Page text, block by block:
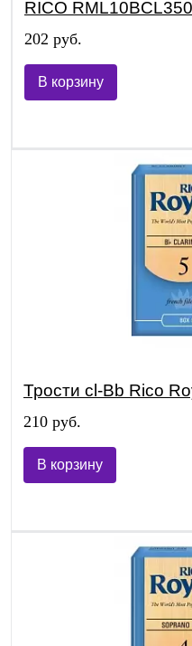
RICO RML10BCL350
202 руб.
В корзину
Трости cl-Bb Rico
210 руб.
В корзину